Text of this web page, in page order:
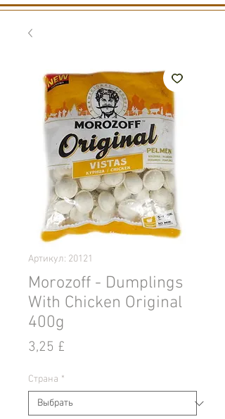
Артикул: 20121
Morozoff - Dumplings
With Chicken Original
400g
3,25 £
Страна *